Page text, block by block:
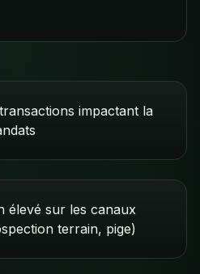
impactant la
élevé sur les canaux
terrain, pige)